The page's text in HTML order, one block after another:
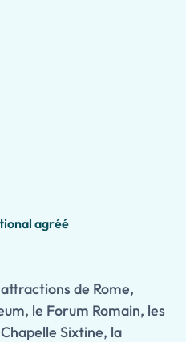
agréé
de Rome,
le Forum Romain, les
Sixtine, la